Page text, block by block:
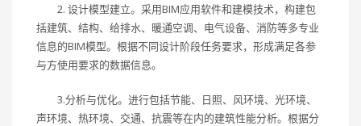
2. 设计模型建立。采用BIM应用软件和建模技术，构建包
括建筑、结构、给排水、暖通空调、电气设备、消防等多专业
信息的BIM模型。根据不同设计阶段任务要求，形成满足各参
与方使用要求的数据信息。
3.分析与优化。进行包括节能、日照、风环境、光环境、
声环境、热环境、交通、抗震等在内的建筑性能分析。根据分